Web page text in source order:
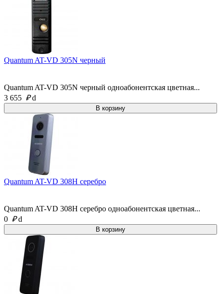
Quantum AT-VD 305N черный
Quantum AT-VD 305N черный одноабонентская цветная...
3 655 ₽ d
Quantum AT-VD 308H серебро
Quantum AT-VD 308H серебро одноабонентская цветная...
0 ₽ d